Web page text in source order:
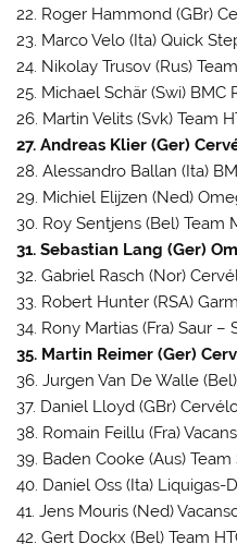
22. Roger Hammond (GBr)
23. Marco Velo (Ita) Quick
24. Nikolay Trusov (Rus)
25. Michael Schär (Swi) BMC
26. Martin Velits (Svk) Team
27. Andreas Klier (Ger)
28. Alessandro Ballan (Ita)
29. Michiel Elijzen (Ned)
30. Roy Sentjens (Bel) Team
31. Sebastian Lang (Ger)
32. Gabriel Rasch (Nor)
33. Robert Hunter (RSA)
34. Rony Martias (Fra) Saur –
35. Martin Reimer (Ger)
36. Jurgen Van De Walle
37. Daniel Lloyd (GBr)
38. Romain Feillu (Fra)
39. Baden Cooke (Aus)
40. Daniel Oss (Ita) Liquigas-
41. Jens Mouris (Ned)
42. Gert Dockx (Bel) Team